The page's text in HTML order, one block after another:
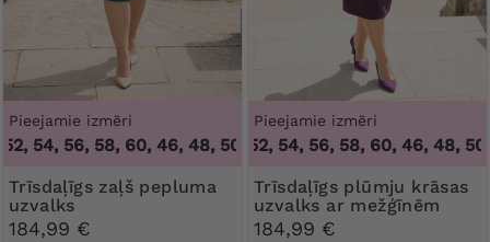
Pieejamie izmēri
54, 56, 58, 60, 46, 48, 50, 52, 54, 56, 58, 60
Trīsdaļīgs zaļš pepluma
uzvalks
184,99 €
Pieejamie izmēri
46, 48, 50, 52, 54, 56, 58, 60, 46, 48,
Trīsdaļīgs plūmju krāsas
uzvalks ar mežģīnēm
184,99 €